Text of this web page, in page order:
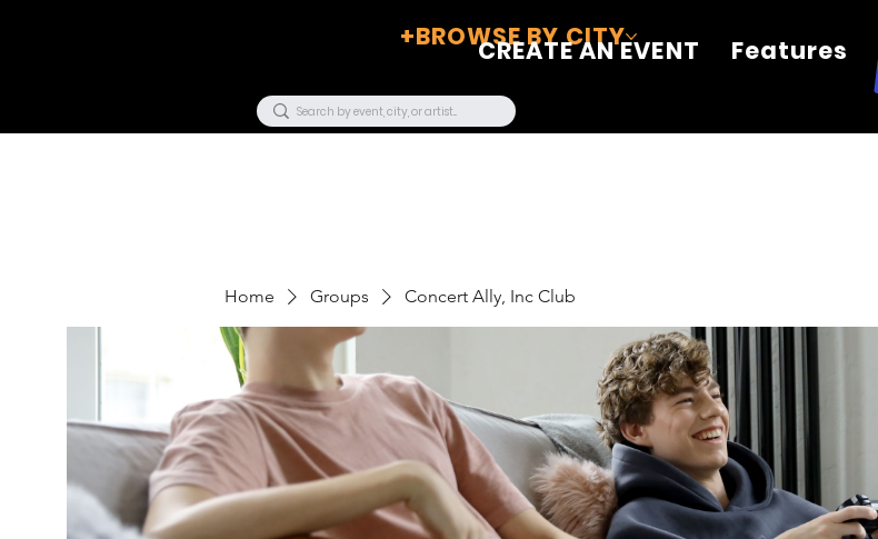
+BROWSE BY CITY
CREATE AN EVENT Features
Home Groups Concert Ally, Inc Club